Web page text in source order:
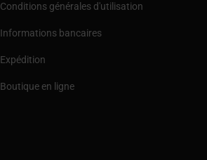
Conditions générales d'utilisation
Informations bancaires
Expédition
Boutique en ligne